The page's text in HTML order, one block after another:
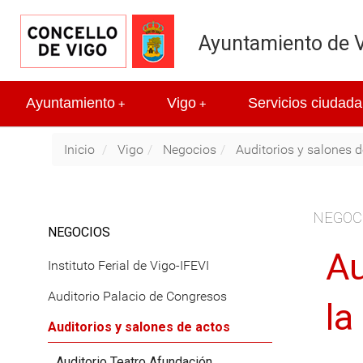
Ayuntamiento de
+
Ayuntamiento +
Vigo Servicios
Inicio Vigo Negocios Auditorios y salones
NEGOCIOS
Instituto Ferial de Vigo-IFEVI
Auditorio Palacio de Congresos
Auditorios y salones de actos